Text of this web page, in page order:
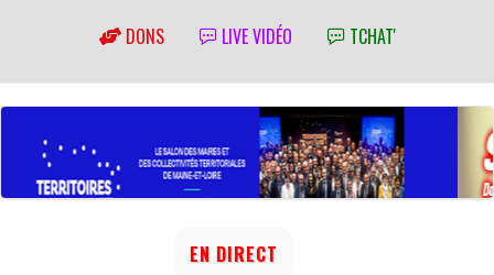
DONS LIVE VIDÉO TCHAT'
EN DIRECT